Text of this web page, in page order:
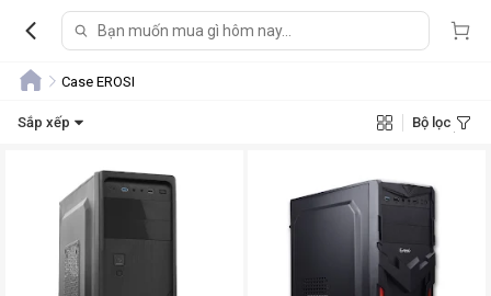
Case EROSI
Sắp xếp Bộ lọc